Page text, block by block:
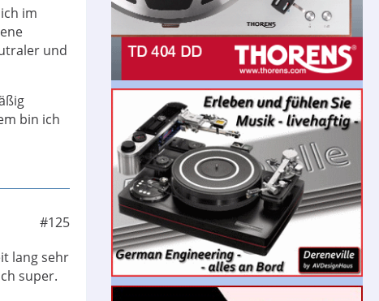
im
und
bin ich
#125
lang sehr
super.